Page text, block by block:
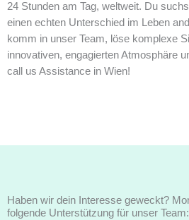
24 Stunden am Tag, weltweit. Du
einen echten Unterschied im Leben
komm in unser Team, löse komplexe
innovativen, engagierten Atmosphäre
call us Assistance in Wien!
Haben wir dein Interesse geweckt?
folgende Unterstützung für unser Team: